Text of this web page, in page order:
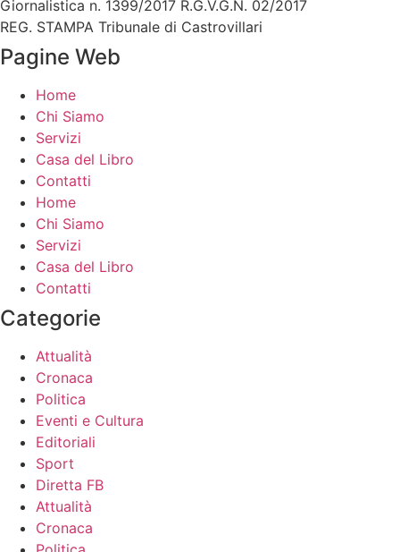
Giornalistica n. 1399/2017 R.G.V.G.N. 02/2017
REG. STAMPA Tribunale di Castrovillari
Pagine Web
Home
Chi Siamo
Servizi
Casa del Libro
Contatti
Home
Chi Siamo
Servizi
Casa del Libro
Contatti
Categorie
Attualità
Cronaca
Politica
Eventi e Cultura
Editoriali
Sport
Diretta FB
Attualità
Cronaca